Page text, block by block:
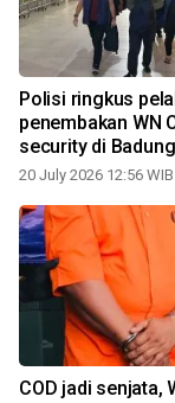
Polisi ringkus
penembakan WN
security di Badung
20 July 2026 12:56 WIB
COD jadi senjata,